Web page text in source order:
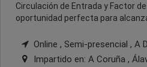
Circulación de Entrada y Factor
oportunidad perfecta para
Online , Semi-presencial , A
Impartido en: A Coruña ,